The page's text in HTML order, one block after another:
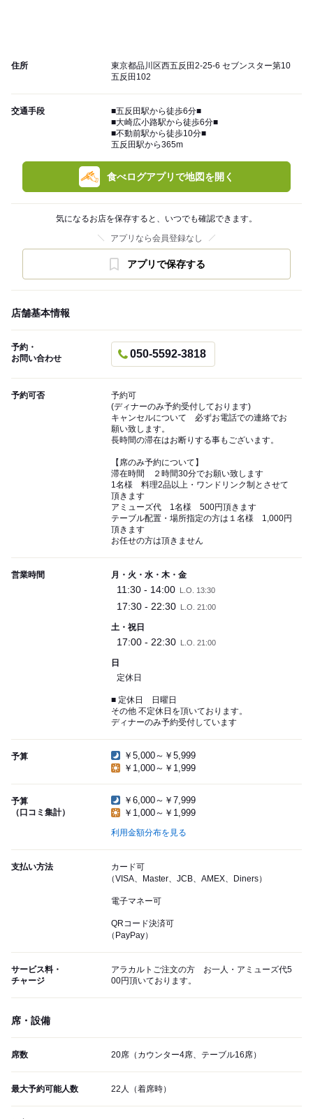
住所
東京都品川区西五反田2-25-6 セブンスター第10
五反田102
交通手段
■五反田駅から徒歩6分■
■大崎広小路駅から徒歩6分■
■不動前駅から徒歩10分■
五反田駅から365m
食べログアプリで地図を開く
気になるお店を保存すると、いつでも確認できます。
アプリなら会員登録なし
アプリで保存する
店舗基本情報
予約・
お問い合わせ
050-5592-3818
予約可否
予約可
(ディナーのみ予約受付しております)
キャンセルについて 必ずお電話での連絡でお
願い致します。
長時間の滞在はお断りする事もございます。
【席のみ予約について】
滞在時間 ２時間30分でお願い致します
1名様 料理2品以上・ワンドリンク制とさせて
頂きます
アミューズ代 1名様 500円頂きます
テーブル配置・場所指定の方は１名様 1,000円
頂きます
お任せの方は頂きません
営業時間 月・火・水・木・金
11:30 - 14:00 L.O. 13:30
17:30 - 22:30 L.O. 21:00
土・祝日
17:00 - 22:30 L.O. 21:00
日
定休日
■ 定休日 日曜日
その他 不定休日を頂いております。
ディナーのみ予約受付しています
予算
￥5,000～￥5,999
￥1,000～￥1,999
予算
（口コミ集計）
￥6,000～￥7,999
￥1,000～￥1,999
利用金額分布を見る
支払い方法
カード可
（VISA、Master、JCB、AMEX、Diners）
電子マネー可
QRコード決済可
（PayPay）
サービス料・
チャージ
アラカルトご注文の方 お一人・アミューズ代5
00円頂いております。
席・設備
席数 20席（カウンター4席、テーブル16席）
最大予約可能人数 22人（着席時）